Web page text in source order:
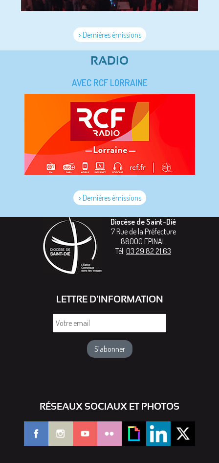
> Dernières émissions
RADIO
AVEC RCF LORRAINE
> Dernières émissions
Diocèse de Saint-Dié
7 Rue de la Préfecture
88000 EPINAL
Tél: 03 29 82 21 63
LETTRE D'INFORMATION
RÉSEAUX SOCIAUX ET PHOTOS